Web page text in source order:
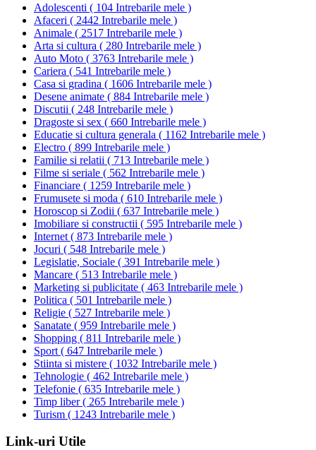
Adolescenti ( 104 Intrebarile mele )
Afaceri ( 2442 Intrebarile mele )
Animale ( 2517 Intrebarile mele )
Arta si cultura ( 280 Intrebarile mele )
Auto Moto ( 3763 Intrebarile mele )
Cariera ( 541 Intrebarile mele )
Casa si gradina ( 1606 Intrebarile mele )
Desene animate ( 884 Intrebarile mele )
Discutii ( 248 Intrebarile mele )
Dragoste si sex ( 660 Intrebarile mele )
Educatie si cultura generala ( 1162 Intrebarile mele )
Electro ( 899 Intrebarile mele )
Familie si relatii ( 713 Intrebarile mele )
Filme si seriale ( 562 Intrebarile mele )
Financiare ( 1259 Intrebarile mele )
Frumusete si moda ( 610 Intrebarile mele )
Horoscop si Zodii ( 637 Intrebarile mele )
Imobiliare si constructii ( 595 Intrebarile mele )
Internet ( 873 Intrebarile mele )
Jocuri ( 548 Intrebarile mele )
Legislatie, Sociale ( 391 Intrebarile mele )
Mancare ( 513 Intrebarile mele )
Marketing si publicitate ( 463 Intrebarile mele )
Politica ( 501 Intrebarile mele )
Religie ( 527 Intrebarile mele )
Sanatate ( 959 Intrebarile mele )
Shopping ( 811 Intrebarile mele )
Sport ( 647 Intrebarile mele )
Stiinta si mistere ( 1032 Intrebarile mele )
Tehnologie ( 462 Intrebarile mele )
Telefonie ( 635 Intrebarile mele )
Timp liber( 265 Intrebarile mele )
Turism ( 1243 Intrebarile mele )
Link-uri Utile